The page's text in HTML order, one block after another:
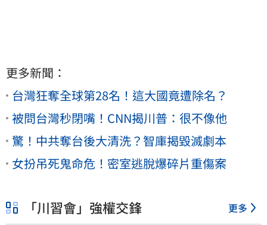
更多新聞：
台灣狂奪全球第28名！這大國竟遭除名？
被問台灣秒閉嘴！CNN揭川普：很不像他
驚！中共奪台後大清洗？智庫揭毀滅劇本
女扮吊死鬼命危！密室逃脫爆碎片重傷案
「川習會」強權交鋒 更多